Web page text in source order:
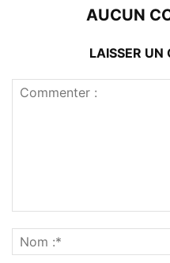
AUCUN
LAISSER UN